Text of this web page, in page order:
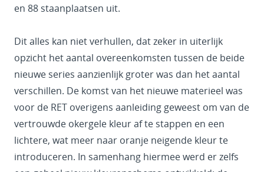
en 88 staanplaatsen uit.
Dit alles kan niet verhullen, dat zeker in uiterlijk
opzicht het aantal overeenkomsten tussen de beide
nieuwe series aanzienlijk groter was dan het aantal
verschillen. De komst van het nieuwe materieel was
voor de RET overigens aanleiding geweest om van de
vertrouwde okergele kleur af te stappen en een
lichtere, wat meer naar oranje neigende kleur te
introduceren. In samenhang hiermee werd er zelfs